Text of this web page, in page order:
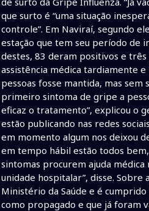
que surto é “uma situação
controle”. Em Naviraí, segundo
estação que tem seu período de
destes, 83 deram positivos e
assistência médica tardiamente
pessoas fosse mantida, mas sem
primeiro sintoma de gripe a
eficaz o tratamento”, explicou o
estão publicando nas redes
em momento algum nos deixou
em tempo hábil estão todos
sintomas procurem ajuda
unidade hospitalar”, disse.
Ministério da Saúde e é
como propagado e que já foram